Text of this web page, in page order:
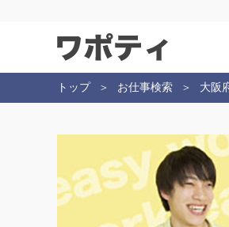
トップ お仕事検索 大阪